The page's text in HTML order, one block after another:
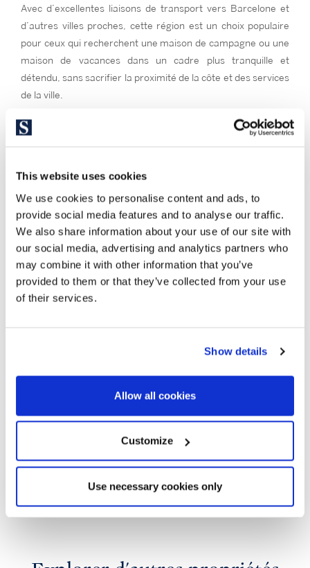
This website uses cookies
We use cookies to personalise content and ads, to
provide social media features and to analyse our traffic.
We also share information about your use of our site with
our social media, advertising and analytics partners who
may combine it with other information that you’ve
provided to them or that they’ve collected from your use
of their services.
Show details
Allow all cookies
Customize
Use necessary cookies only
Avec d’excellentes liaisons de transport vers Barcelone et
d’autres villes proches, cette région est un choix populaire
pour ceux qui recherchent une maison de campagne ou une
maison de vacances dans un cadre plus tranquille et
détendu, sans sacrifier la proximité de la côte et des services
de la ville.